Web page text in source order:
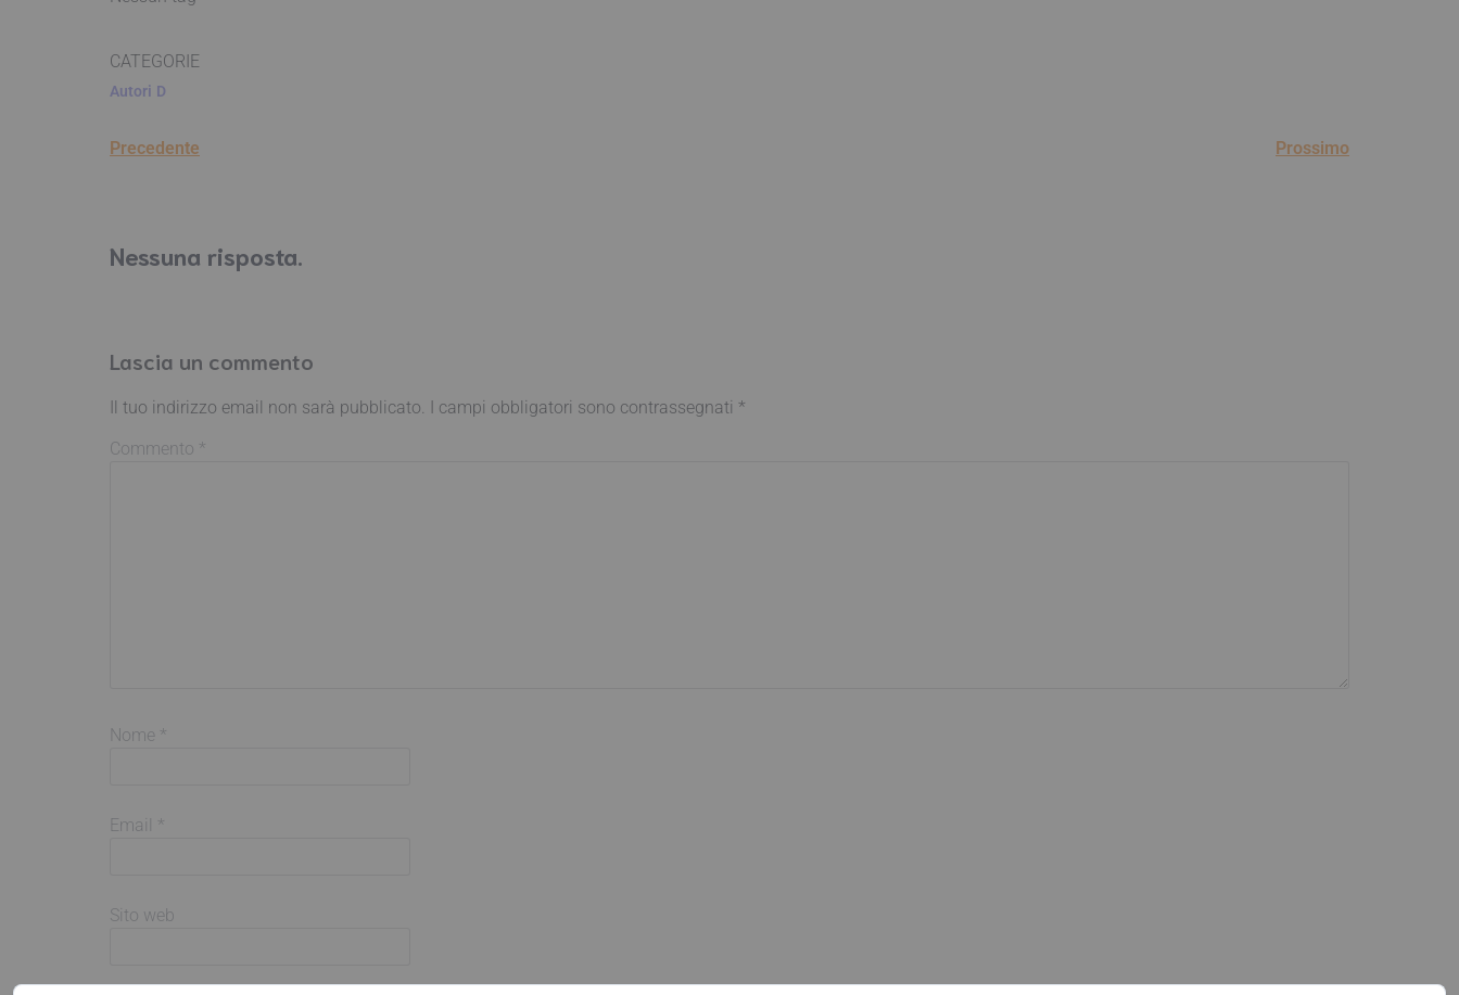
CATEGORIE
Autori D
Precedente Prossimo
Nessuna risposta.
Lascia un commento
Il tuo indirizzo email non sarà pubblicato. I campi obbligatori sono contrassegnati *
Commento *
Nome *
Email *
Sito web